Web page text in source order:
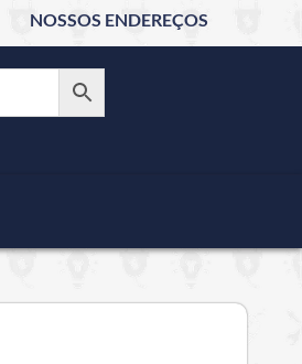
NOSSOS ENDEREÇOS